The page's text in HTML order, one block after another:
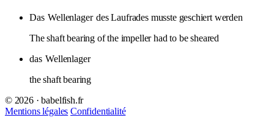
Das Wellenlager des Laufrades musste geschiert werden
The shaft bearing of the impeller had to be sheared
das Wellenlager
the shaft bearing
© 2026 · babelfish.fr
Mentions légales Confidentialité